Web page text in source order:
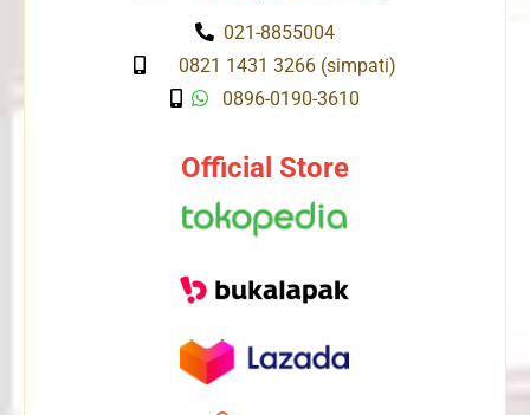
021-8855004
0821 1431 3266 (simpati)
0896-0190-3610
Official Store